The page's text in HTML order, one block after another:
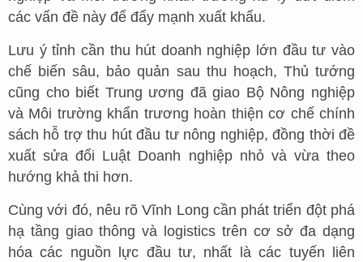
các vấn đề này để đẩy mạnh xuất khẩu.
Lưu ý tỉnh cần thu hút doanh nghiệp lớn đầu tư vào
chế biến sâu, bảo quản sau thu hoạch, Thủ tướng
cũng cho biết Trung ương đã giao Bộ Nông nghiệp
và Môi trường khẩn trương hoàn thiện cơ chế chính
sách hỗ trợ thu hút đầu tư nông nghiệp, đồng thời đề
xuất sửa đổi Luật Doanh nghiệp nhỏ và vừa theo
hướng khả thi hơn.
Cùng với đó, nêu rõ Vĩnh Long cần phát triển đột phá
hạ tầng giao thông và logistics trên cơ sở đa dạng
hóa các nguồn lực đầu tư, nhất là các tuyến liên